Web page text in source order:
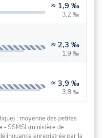
≈ 1,9 ‰
3,2 ‰
≈ 2,3 ‰
1,9 ‰
≈ 3,9 ‰
3,8 ‰
: moyenne des petites
- SSMSI (ministère de
enregistrée par la